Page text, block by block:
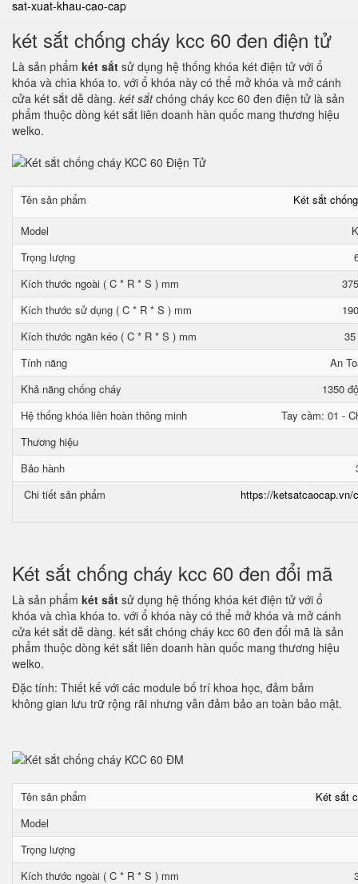
sat-xuat-khau-cao-cap
két sắt chống cháy kcc 60 đen điện tử
Là sản phẩm két sắt sử dụng hệ thống khóa két điện tử với ổ
khóa và chìa khóa to. với ổ khóa này có thể mở khóa và mở cánh
cửa két sắt dễ dàng. két sắtchóng cháy kcc 60 đen điện tử là sản
phẩm thuộc dòng két sắt liên doanh hàn quốc mang thương hiệu
welko.
Tên sản phẩm Két sắt
Model
Trọng lượng
Kích thước ngoài ( C * R * S ) mm
Kích thước sử dụng ( C * R * S ) mm
Kích thước ngăn kéo ( C * R * S ) mm
Tính năng
An
Khả năng chống cháy
1350
Hệ thống khóa liên hoàn thông minh
Tay cầm: 01 -
Thương hiệu
Bảo hành
Chi tiết sản phẩm
https://ketsatcaocap.vn/
Két sắt chống cháy kcc 60 đen đổi mã
Là sản phẩm két sắt sử dụng hệ thống khóa két điện tử với ổ
khóa và chìa khóa to. với ổ khóa này có thể mở khóa và mở cánh
cửa két sắt dễ dàng. két sắt chóng cháy kcc 60 đen đổi mã là sản
phẩm thuộc dòng két sắt liên doanh hàn quốc mang thương hiệu
welko.
Đặc tính: Thiết kế với các module bố trí khoa học, đảm bảm
không gian lưu trữ rộng rãi nhưng vẫn đảm bảo an toàn bảo mật.
Tên sản phẩm
Két sắt
Model
Trọng lượng
Kích thước ngoài ( C * R * S ) mm